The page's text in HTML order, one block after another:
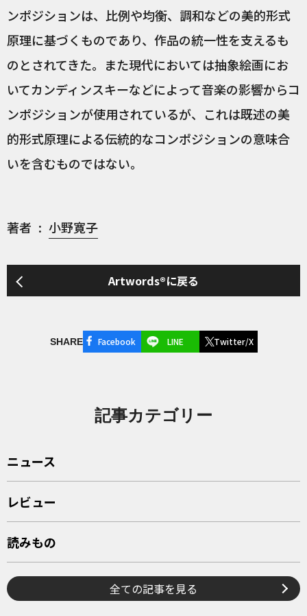
ンポジションは、比例や均衡、調和などの美的形式
原理に基づくものであり、作品の統一性を支えるも
のとされてきた。また現代においては抽象絵画にお
いてカンディンスキーなどによって音楽の影響からコ
ンポジションが使用されているが、これは既述の美
的形式原理による伝統的なコンポジションの意味合
いを含むものではない。
著者 小野寛子
Artwords®に戻る
SHARE Facebook LINE Twitter/X
記事カテゴリー
ニュース
レビュー
読みもの
全ての記事を見る